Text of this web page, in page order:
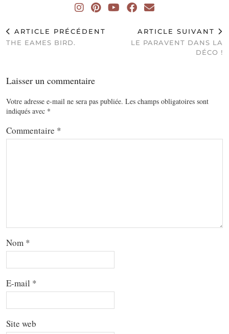
ARTICLE PRÉCÉDENT
THE EAMES BIRD.
ARTICLE SUIVANT
LE PARAVENT DANS LA
DÉCO !
Laisser un commentaire
Votre adresse e-mail ne sera pas publiée. Les champs obligatoires sont
indiqués avec *
Commentaire *
Nom *
E-mail *
Site web